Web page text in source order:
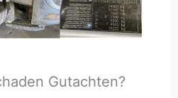
Gutachten?